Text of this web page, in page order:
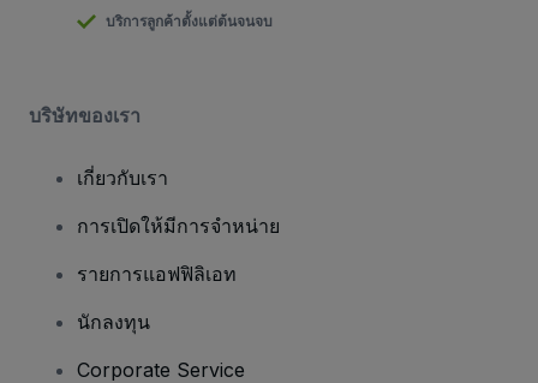
บริการลูกค้าตั้งแต่ต้นจนจบ
บริษัทของเรา
เกี่ยวกับเรา
การเปิดให้มีการจำหน่าย
รายการแอฟฟิลิเอท
นักลงทุน
Corporate Service